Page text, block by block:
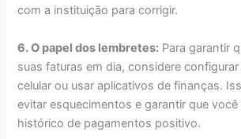
com a instituição para corrigir.
6. O papel dos lembretes: Para garantir
suas faturas em dia, considere
celular ou usar aplicativos de finanças.
evitar esquecimentos e garantir que
histórico de pagamentos positivo.